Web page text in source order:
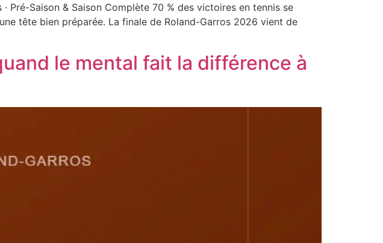
Pré-Saison & Saison Complète 70 % des victoires en tennis se
tête bien préparée. La finale de Roland-Garros 2026 vient de
le mental fait la différence à